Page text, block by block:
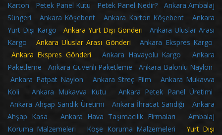
Karton
Petek Panel Kutu Petek Panel Nedir?
Ankara Ambalaj
Süngeri
Ankara Köşebent Ankara Karton Köşebent
Ankara
Yurt Dışı Kargo Ankara Yurt Dışı GönderiAnkara Uluslar Arası
Kargo Ankara Uluslar Arası GönderiAnkara Ekspres Kargo
Ankara Ekspres Gönderi
Ankara Havayolu Kargo
Ankara
Paketleme
Ankara Güvenli Paketleme
Ankara Balonlu Naylon
Ankara Patpat Naylon
Ankara Streç Film
Ankara Mukavva
Koli
Ankara Mukavva Kutu
Ankara Petek Panel Üretimi
Ankara Ahşap Sandık Üretimi
Ankara İhracat Sandığı
Ankara
Ahşap Kasa
Ankara Hava Taşımacılık Firmaları
Ambalaj
Koruma Malzemeleri
Köşe Koruma Malzemeleri Yurt Dışı